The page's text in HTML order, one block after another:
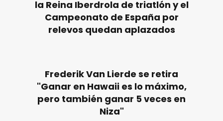
la Reina Iberdrola de triatlón y el
Campeonato de España por
relevos quedan aplazados
Frederik Van Lierde se retira
"Ganar en Hawaii es lo máximo,
pero también ganar 5 veces en
Niza"